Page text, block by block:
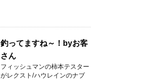
釣ってますね～！byお客
さん
フィッシュマンの柿本テスター
がレクスト/ハウレインのナブ